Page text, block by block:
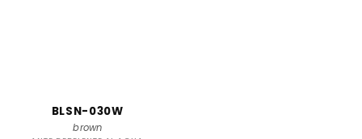
BLSN-030W
brown